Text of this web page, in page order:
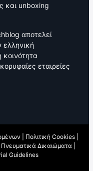
και unboxing
αποτελεί
ελληνική
κοινότητα
εταιρείες
Πολιτική Cookies
Πνευματικά Δικαιώματα
Guidelines